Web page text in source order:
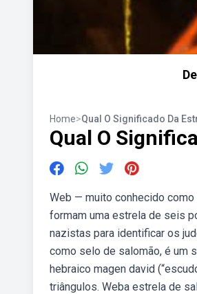
Home>Qual O Significado Da
Qual O
Web — muito conhecido
formam uma estrela de seis
nazistas para identificar os
como selo de salomão, é um
hebraico magen david
triângulos. Weba estrela de